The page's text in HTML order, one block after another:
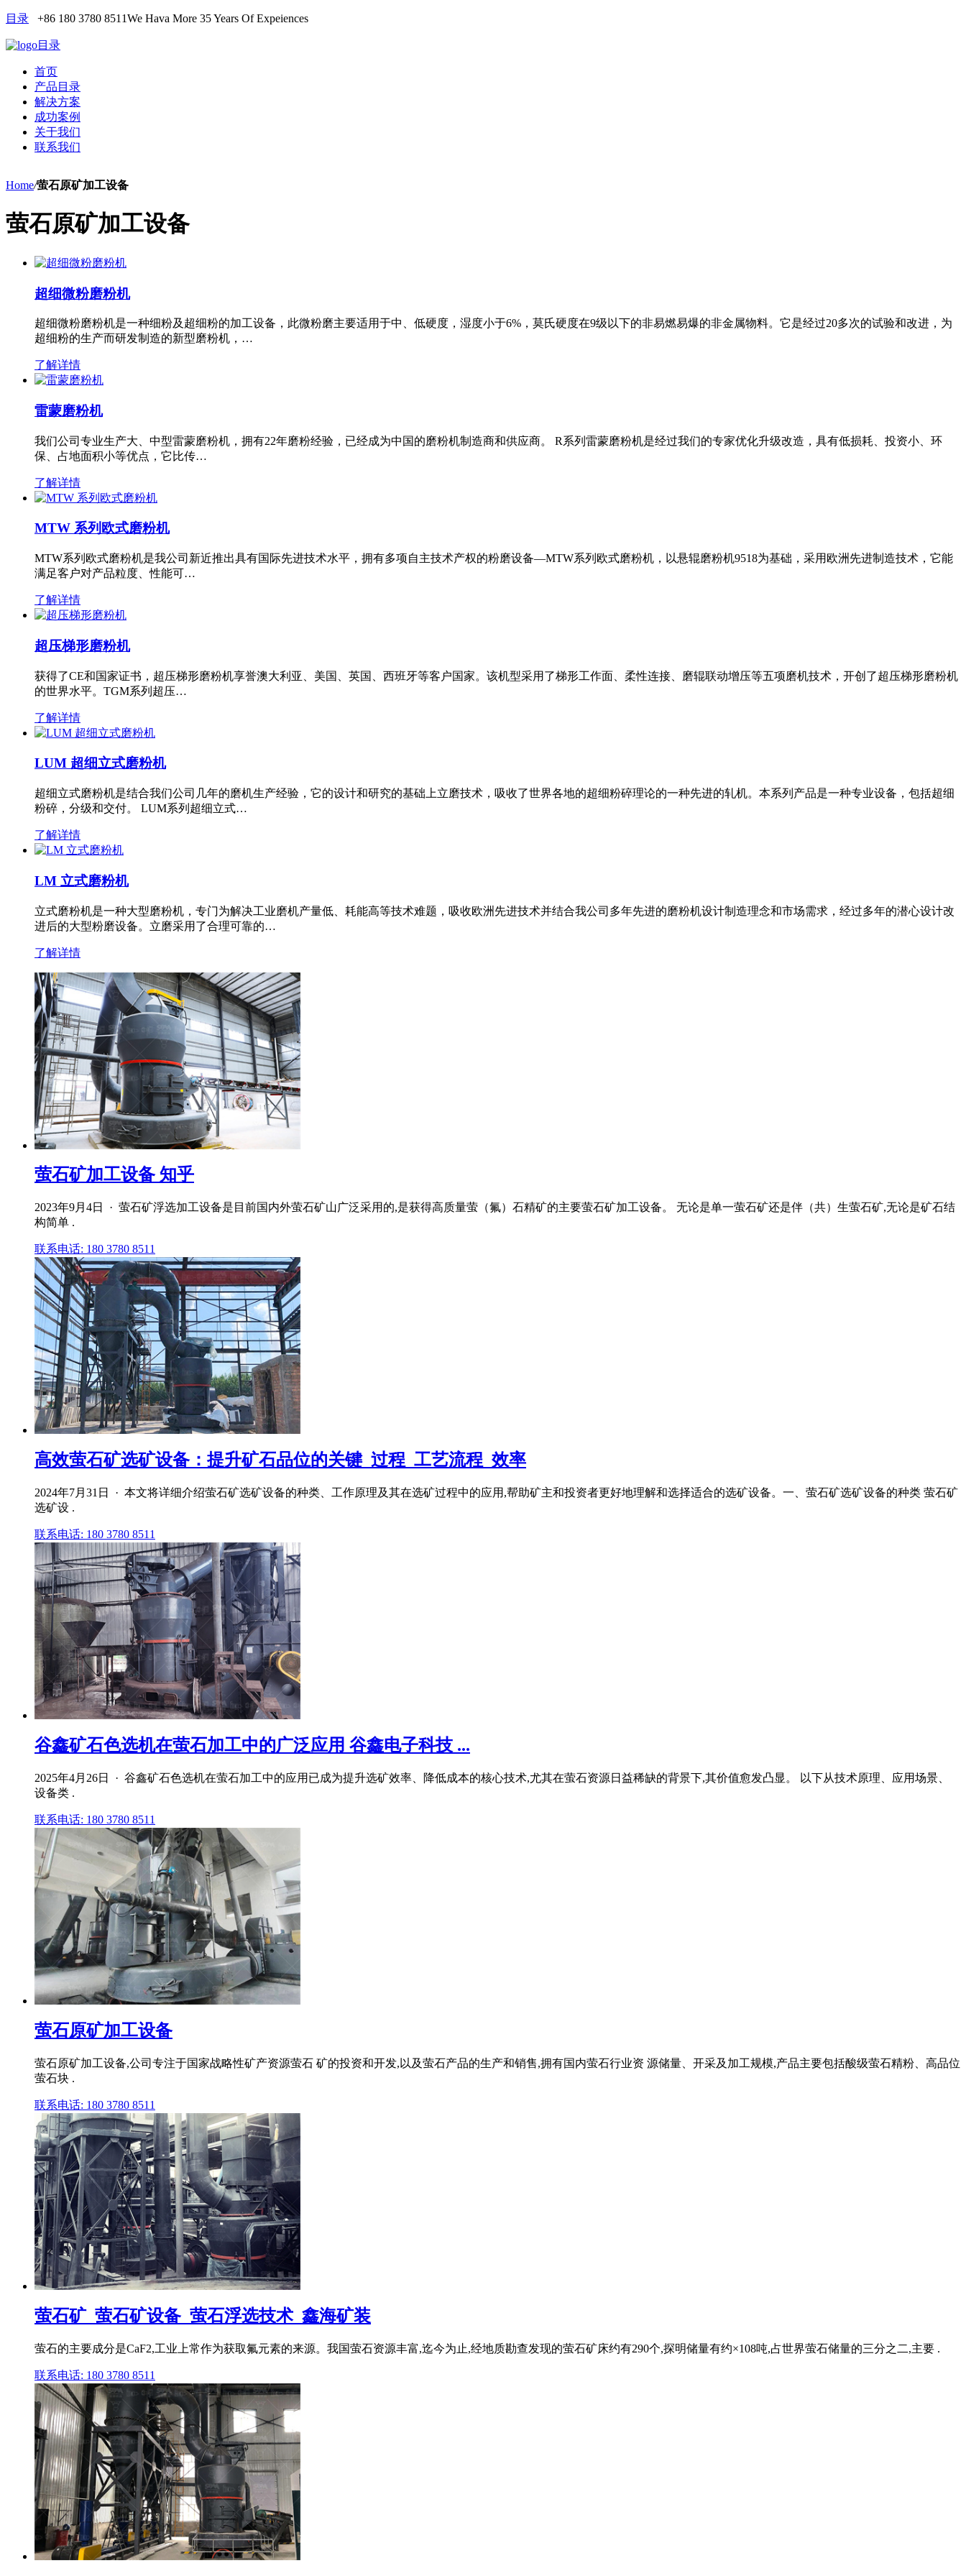
目录 +86 180 3780 8511We Hava More 35 Years Of Expeiences
目录
首页
产品目录
解决方案
成功案例
关于我们
联系我们
Home/萤石原矿加工设备
萤石原矿加工设备
超细微粉磨粉机
超细微粉磨粉机是一种细粉及超细粉的加工设备，此微粉磨主要适用于中、低硬度，湿度小于6%，莫氏硬度在9级以下的非易燃易爆的非金属物料。它是经过20多次的试验和改进，为
超细粉的生产而研发制造的新型磨粉机，…
了解详情
雷蒙磨粉机
我们公司专业生产大、中型雷蒙磨粉机，拥有22年磨粉经验，已经成为中国的磨粉机制造商和供应商。 R系列雷蒙磨粉机是经过我们的专家优化升级改造，具有低损耗、投资小、环
保、占地面积小等优点，它比传…
了解详情
MTW 系列欧式磨粉机
MTW系列欧式磨粉机是我公司新近推出具有国际先进技术水平，拥有多项自主技术产权的粉磨设备—MTW系列欧式磨粉机，以悬辊磨粉机9518为基础，采用欧洲先进制造技术，它能
满足客户对产品粒度、性能可…
了解详情
超压梯形磨粉机
获得了CE和国家证书，超压梯形磨粉机享誉澳大利亚、美国、英国、西班牙等客户国家。该机型采用了梯形工作面、柔性连接、磨辊联动增压等五项磨机技术，开创了超压梯形磨粉机
的世界水平。TGM系列超压…
了解详情
LUM 超细立式磨粉机
超细立式磨粉机是结合我们公司几年的磨机生产经验，它的设计和研究的基础上立磨技术，吸收了世界各地的超细粉碎理论的一种先进的轧机。本系列产品是一种专业设备，包括超细
粉碎，分级和交付。 LUM系列超细立式…
了解详情
LM 立式磨粉机
立式磨粉机是一种大型磨粉机，专门为解决工业磨机产量低、耗能高等技术难题，吸收欧洲先进技术并结合我公司多年先进的磨粉机设计制造理念和市场需求，经过多年的潜心设计改
进后的大型粉磨设备。立磨采用了合理可靠的…
了解详情
萤石矿加工设备 知乎
2023年9月4日 · 萤石矿浮选加工设备是目前国内外萤石矿山广泛采用的,是获得高质量萤（氟）石精矿的主要萤石矿加工设备。 无论是单一萤石矿还是伴（共）生萤石矿,无论是矿石结
构简单 .
联系电话: 180 3780 8511
高效萤石矿选矿设备：提升矿石品位的关键_过程_工艺流程_效率
2024年7月31日 · 本文将详细介绍萤石矿选矿设备的种类、工作原理及其在选矿过程中的应用,帮助矿主和投资者更好地理解和选择适合的选矿设备。一、萤石矿选矿设备的种类 萤石矿
选矿设 .
联系电话: 180 3780 8511
谷鑫矿石色选机在萤石加工中的广泛应用 谷鑫电子科技 ...
2025年4月26日 · 谷鑫矿石色选机在萤石加工中的应用已成为提升选矿效率、降低成本的核心技术,尤其在萤石资源日益稀缺的背景下,其价值愈发凸显。 以下从技术原理、应用场景、
设备类 .
联系电话: 180 3780 8511
萤石原矿加工设备
萤石原矿加工设备,公司专注于国家战略性矿产资源萤石 矿的投资和开发,以及萤石产品的生产和销售,拥有国内萤石行业资 源储量、开采及加工规模,产品主要包括酸级萤石精粉、高品位
萤石块 .
联系电话: 180 3780 8511
萤石矿_萤石矿设备_萤石浮选技术_鑫海矿装
萤石的主要成分是CaF2,工业上常作为获取氟元素的来源。我国萤石资源丰富,迄今为止,经地质勘查发现的萤石矿床约有290个,探明储量有约×108吨,占世界萤石储量的三分之二,主要 .
联系电话: 180 3780 8511